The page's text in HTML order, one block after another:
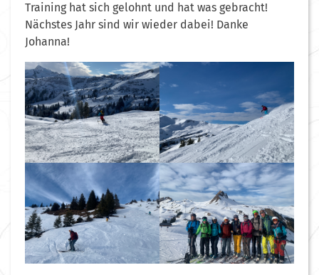
Training hat sich gelohnt und hat was gebracht!
Nächstes Jahr sind wir wieder dabei! Danke
Johanna!